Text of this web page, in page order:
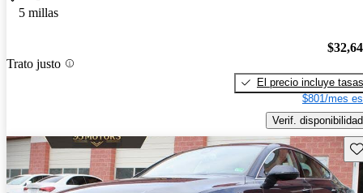
5 millas
Trato justo
El precio incluye tasas
$801/mes
Verif. disponibilidad